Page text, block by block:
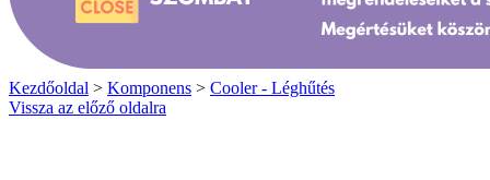
Kezdőoldal > Komponens > Cooler - Léghűtés
Vissza az előző oldalra